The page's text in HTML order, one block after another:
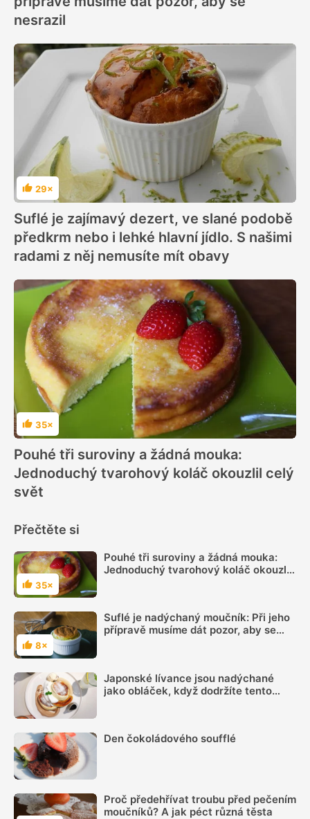
nesrazil
Hodnocení
29×
Suflé je zajímavý dezert, ve slané podobě
předkrm nebo i lehké hlavní jídlo. S našimi
radami z něj nemusíte mít obavy
Hodnocení
35×
Pouhé tři suroviny a žádná mouka:
Jednoduchý tvarohový koláč okouzlil celý
svět
Přečtěte si
Hodnocení
35×
Pouhé tři suroviny a žádná mouka:
Jednoduchý tvarohový koláč okouzlil
Hodnocení
8×
Suflé je nadýchaný moučník: Při jeho
přípravě musíme dát pozor, aby se
Japonské lívance jsou nadýchané
jako obláček, když dodržíte tento
Den čokoládového soufflé
Proč předehřívat troubu před pečením
moučníků? A jak péct různá těsta